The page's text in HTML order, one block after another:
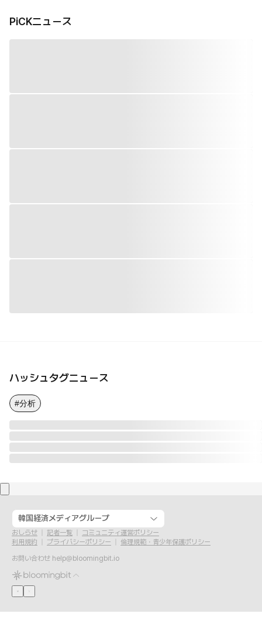
PiCKニュース
ハッシュタグニュース
#分析
韓国経済メディアグループ
おしらせ 記者一覧
コミュニティ運営ポリシー
利用規約
プライバシーポリシー
倫理規範・青少年保護ポリシー
お問い合わせ help@bloomingbit.io